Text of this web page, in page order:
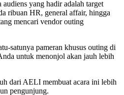
yang hadir adalah target
ribuan HR, general affair, hingga
mencari vendor outing
satunya pameran khusus outing di
untuk menonjol akan jauh lebih
dari AELI membuat acara ini lebih
pengunjung.